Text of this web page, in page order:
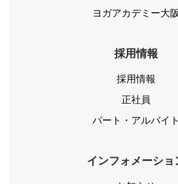
ヨガアカデミー大阪
採用情報
採用情報
正社員
パート・アルバイト
インフォメーショ